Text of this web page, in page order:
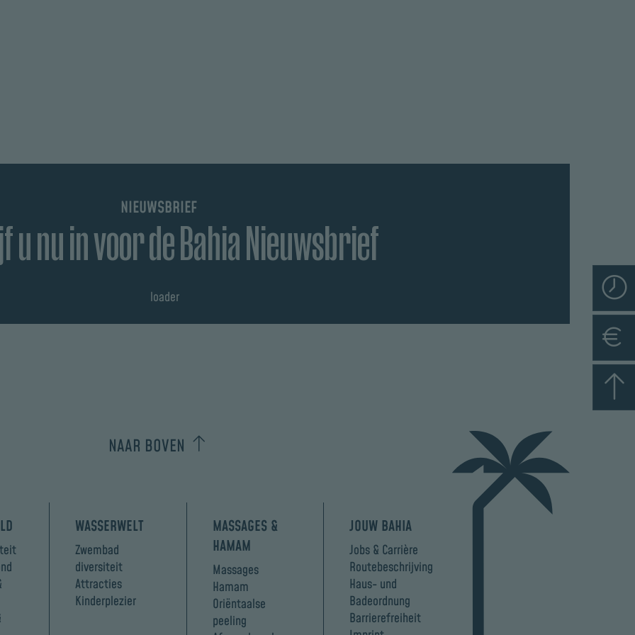
NIEUWSBRIEF
u nu in voor de Bahia Nieuwsbrief
NAAR BOVEN
WASSERWELT
Zwembad
diversiteit
Attracties
Kinderplezier
MASSAGES &
HAMAM
Massages
Hamam
Oriëntaalse
peeling
JOUW BAHIA
Jobs & Carrière
Routebeschrijving
Haus- und
Badeordnung
Barrierefreiheit